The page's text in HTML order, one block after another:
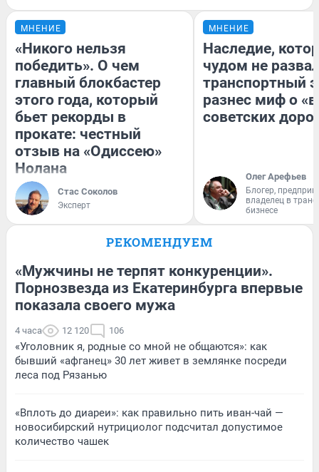
МНЕНИЕ
«Никого нельзя
победить». О чем
главный блокбастер
этого года, который
бьет рекорды в
прокате: честный
отзыв на «Одиссею»
Нолана
Стас Соколов
Эксперт
МНЕНИЕ
Наследие,
чудом не
транспортный
разнес миф о
советских
Олег Арефьев
Блогер,
владелец в
бизнесе
РЕКОМЕНДУЕМ
«Мужчины не терпят конкуренции».
Порнозвезда из Екатеринбурга впервые
показала своего мужа
4 часа 12 120 106
«Уголовник я, родные со мной не общаются»: как
бывший «афганец» 30 лет живет в землянке посреди
леса под Рязанью
«Вплоть до диареи»: как правильно пить иван-чай —
новосибирский нутрициолог подсчитал допустимое
количество чашек